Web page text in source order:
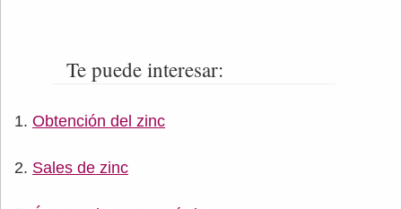
Te puede interesar:
Obtención del zinc
Sales de zinc